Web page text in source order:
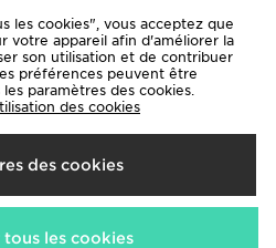
Vers
de paiement suivantes
les cookies", vous acceptez que
votre appareil afin d'améliorer la
son utilisation et de contribuer
préférences peuvent être
paramètres des cookies.
des cookies
des cookies
les cookies